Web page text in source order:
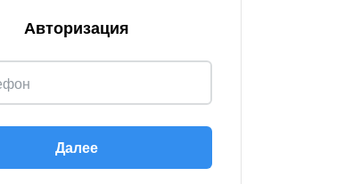
Авторизация
Далее